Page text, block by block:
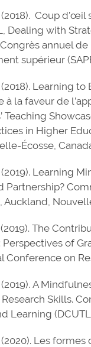
(2018). Coup
Dealing with
annuel
supérieur
(2018). Learning
à la faveur de
Teaching
in Higher
Écosse,
(2019). Learning
Partnership?
Auckland,
(2019). The
Perspectives of
Conference on
(2019). A
Skills.
Learning
(2020). Les